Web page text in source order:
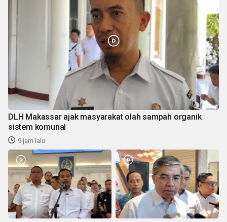
DLH Makassar ajak masyarakat olah sampah organik
sistem komunal
9 jam lalu